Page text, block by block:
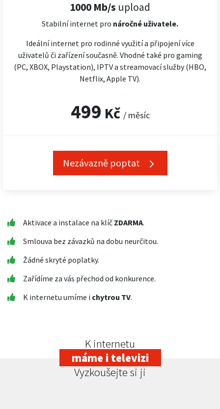
1000 Mb/s upload
Stabilní internet pro náročné uživatele.
Ideální internet pro rodinné využití a připojení více
uživatelů či zařízení současně. Vhodné také pro gaming
(PC, XBOX, Playstation), IPTV a streamovací služby (HBO,
Netflix, Apple TV).
499 Kč / měsíc
Nezávazně poptat
Aktivace a instalace na klíč ZDARMA.
Smlouva bez závazků na dobu neurčitou.
Žádné skryté poplatky.
Zařídíme za vás přechod od konkurence.
K internetu umíme i chytrou TV.
K internetu
máme i televizi
Vyzkoušejte si ji